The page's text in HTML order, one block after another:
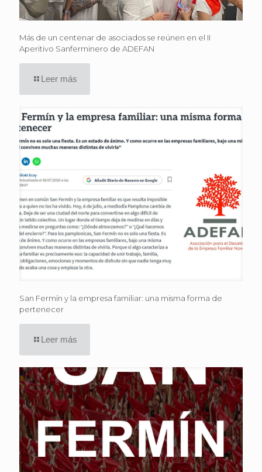
Más de un centenar de asociados se reúnen en el II
Aperitivo Sanferminero de ADEFAN
Leer más
San Fermín y la empresa familiar: una misma forma de
pertenecer
Leer más